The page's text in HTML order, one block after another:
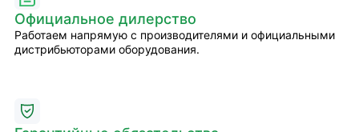
Официальное дилерство
Работаем напрямую с производителями и официальными
дистрибьюторами оборудования.